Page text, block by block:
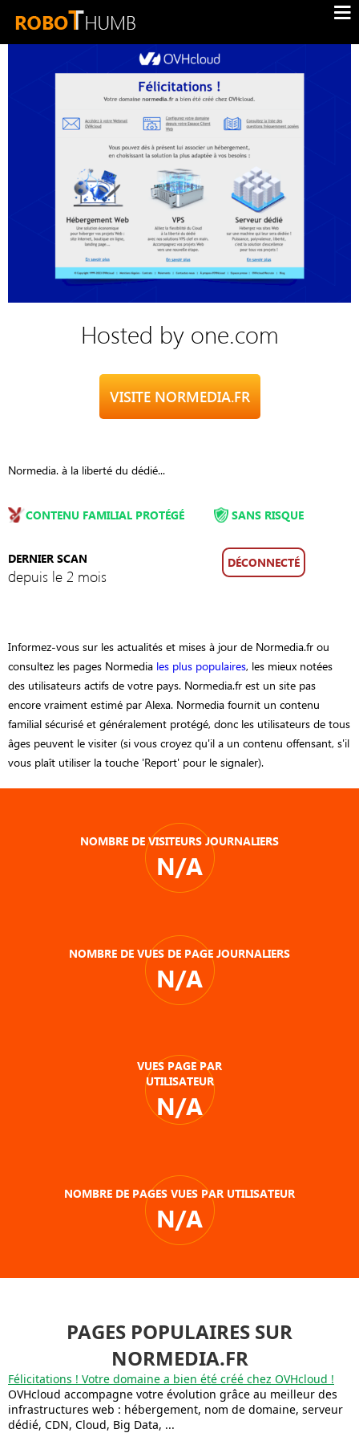
Hosted by one.com
VISITE NORMEDIA.FR
Normedia. à la liberté du dédié...
CONTENU FAMILIAL PROTÉGÉ
DERNIER SCAN
depuis le 2 mois
SANS RISQUE
DÉCONNECTÉ
Informez-vous sur les actualités et mises à jour de Normedia.fr ou
consultez les pages Normedia les plus populaires, les mieux notées
des utilisateurs actifs de votre pays. Normedia.fr est un site pas
encore vraiment estimé par Alexa. Normedia fournit un contenu
familial sécurisé et généralement protégé, donc les utilisateurs de tous
âges peuvent le visiter (si vous croyez qu'il a un contenu offensant, s'il
vous plaît utiliser la touche 'Report' pour le signaler).
NOMBRE DE VISITEURS JOURNALIERS
N/A
NOMBRE DE VUES DE PAGE JOURNALIERS
N/A
VUES PAGE PAR
UTILISATEUR
N/A
NOMBRE DE PAGES VUES PAR UTILISATEUR
N/A
PAGES POPULAIRES SUR
NORMEDIA.FR
Félicitations ! Votre domaine a bien été créé chez OVHcloud !
OVHcloud accompagne votre évolution grâce au meilleur des
infrastructures web : hébergement, nom de domaine, serveur
dédié, CDN, Cloud, Big Data, ...